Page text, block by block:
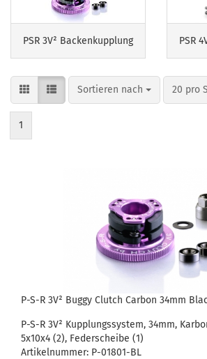
PSR 3V² Backenkupplung PSR
Sortieren nach
Sortieren nach 20 pro
pro
1
P-S-R 3V² Buggy Clutch Carbon 34mm
P-S-R 3V² Kupplungssystem, 34mm,
5x10x4 (2), Federscheibe (1)
Artikelnummer: P-01801-BL